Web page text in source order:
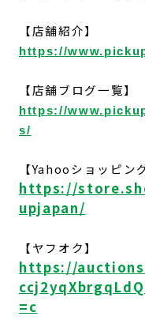
【店舗紹介】
https://
【店舗ブログ一覧】
https://
s/
【Yahooショッピン
https://
upjapan/
【ヤフオク】
https://
=c